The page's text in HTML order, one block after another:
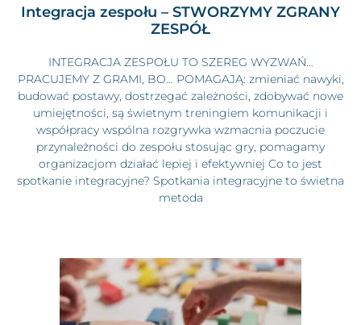
Integracja zespołu – STWORZYMY ZGRANY
ZESPÓŁ
INTEGRACJA ZESPOŁU TO SZEREG WYZWAŃ…
PRACUJEMY Z GRAMI, BO… POMAGAJĄ: zmieniać nawyki,
budować postawy, dostrzegać zależności, zdobywać nowe
umiejętności, są świetnym treningiem komunikacji i
współpracy wspólna rozgrywka wzmacnia poczucie
przynależności do zespołu stosując gry, pomagamy
organizacjom działać lepiej i efektywniej Co to jest
spotkanie integracyjne? Spotkania integracyjne to świetna
metoda